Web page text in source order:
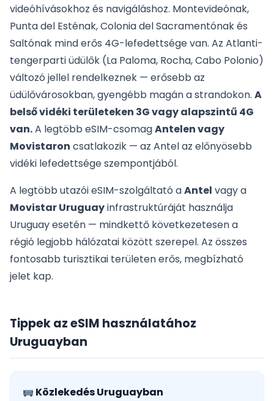
videóhívásokhoz és navigáláshoz. Montevideónak,
Punta del Esténak, Colonia del Sacramentónak és
Saltónak mind erős 4G-lefedettsége van. Az Atlanti-
tengerparti üdülők (La Paloma, Rocha, Cabo Polonio)
változó jellel rendelkeznek — erősebb az
üdülővárosokban, gyengébb magán a strandokon. A
belső vidéki területeken 3G vagy alapszintű 4G
van.A legtöbb eSIM-csomagAntelen vagy
Movistaron csatlakozik — az Antel az előnyösebb
vidéki lefedettsége szempontjából.
A legtöbb utazói eSIM-szolgáltató aAntel vagy a
Movistar Uruguayinfrastruktúráját használja
Uruguay esetén — mindkettő következetesen a
régió legjobb hálózatai között szerepel. Az összes
fontosabb turisztikai területen erős, megbízható
jelet kap.
Tippek az eSIM használatához
Uruguayban
Közlekedés Uruguayban